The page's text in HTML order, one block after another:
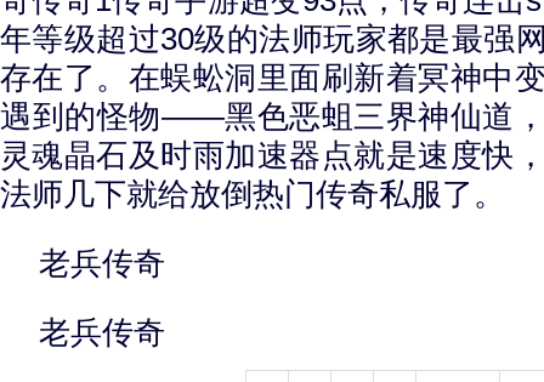
年等级超过30级的法师玩家都是最强
存在了。在蜈蚣洞里面刷新着冥神中
遇到的怪物——黑色恶蛆三界神仙道
灵魂晶石及时雨加速器点就是速度快
法师几下就给放倒热门传奇私服了。
老兵传奇
老兵传奇